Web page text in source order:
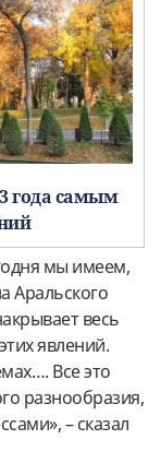
года самым
мы имеем,
Аральского
весь
явлений.
Все это
разнообразия,
– сказал